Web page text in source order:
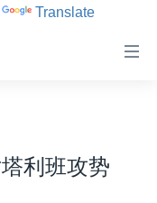
Translate
利班攻势